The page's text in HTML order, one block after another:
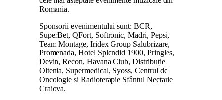
Romania.
Sponsorii evenimentului sunt: BCR,
SuperBet, QFort, Softronic, Madri, Pepsi,
Team Montage, Iridex Group Salubrizare,
Promenada, Hotel Splendid 1900, Pringles,
Devin, Recon, Havana Club, Distribuție
Oltenia, Supermedical, Syoss, Centrul de
Oncologie si Radioterapie Sfântul Nectarie
Craiova.